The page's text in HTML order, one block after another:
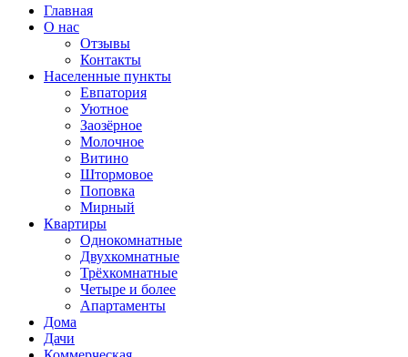
Главная
О нас
Отзывы
Контакты
Населенные пункты
Евпатория
Уютное
Заозёрное
Молочное
Витино
Штормовое
Поповка
Мирный
Квартиры
Однокомнатные
Двухкомнатные
Трёхкомнатные
Четыре и более
Апартаменты
Дома
Дачи